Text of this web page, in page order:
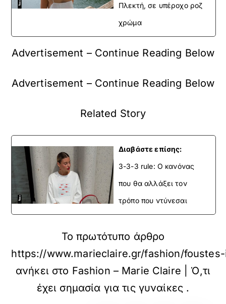
Πλεκτή, σε υπέροχο ροζ
χρώμα
Advertisement – Continue Reading Below
Advertisement – Continue Reading Below
Related Story
Διαβάστε επίσης:
3-3-3 rule: Ο κανόνας
που θα αλλάξει τον
τρόπο που ντύνεσαι
Το πρωτότυπο άρθρο
https://www.marieclaire.gr/fashion/
ανήκει στο Fashion – Marie Claire | Ό,τι
έχει σημασία για τις γυναίκες .